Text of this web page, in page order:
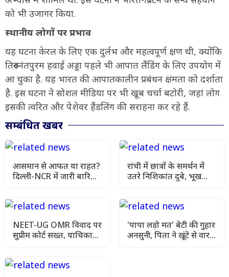
को भी उजागर किया.
स्थानीय लोगों पर प्रभाव
यह घटना केरल के लिए एक दुर्लभ और महत्वपूर्ण क्षण थी, क्योंकि
तिरुवनंतपुरम हवाई अड्डा पहले भी आपात लैंडिंग के लिए उपयोग में
आ चुका है. यह भारत की आपातकालीन प्रबंधन क्षमता को दर्शाता
है. इस घटना ने सोशल मीडिया पर भी खूब चर्चा बटोरी, जहां लोग
इसकी त्वरित और पेशेवर हैंडलिंग की सराहना कर रहे हैं.
सम्बंधित खबर
आसमान से आफत या राहत?
दिल्ली-NCR में जारी बारिश
रांची में छात्रों के समर्थन में
उतरे निशिकांत दुबे, भूख
NEET-UG OMR विवाद पर
सुप्रीम कोर्ट सख्त, याचिका
'पापा लड़ो मत' बेटी की गुहार
अनसुनी, पिता ने खूंटे से वार